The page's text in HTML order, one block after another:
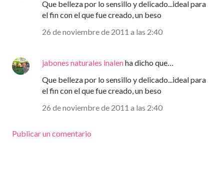
Que belleza por lo sensillo y delicado...ideal para
el fin con el que fue creado, un beso
26 de noviembre de 2011 a las 2:40
jabones naturales inalenha dicho que…
Que belleza por lo sensillo y delicado...ideal para
el fin con el que fue creado, un beso
26 de noviembre de 2011 a las 2:40
Publicar un comentario